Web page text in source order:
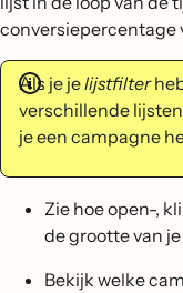
conversiepercentage
Als je jelijstfilter
verschillende
je een campagne
Zie hoe open-,
de grootte van
Bekijk welke